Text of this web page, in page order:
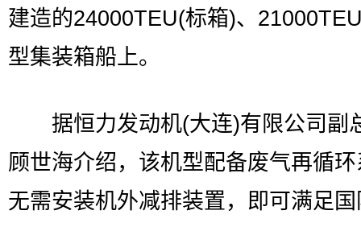
建造的24000TEU(标箱)、
型集装箱船上。
据恒力发动机(大连)有限公司副
顾世海介绍，该机型配备废气再循
无需安装机外减排装置，即可满足